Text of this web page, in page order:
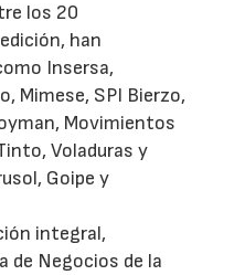
los 20
han
Insersa,
Mimese, SPI Bierzo,
Movimientos
Voladuras y
Goipe y
integral,
de Negocios de la